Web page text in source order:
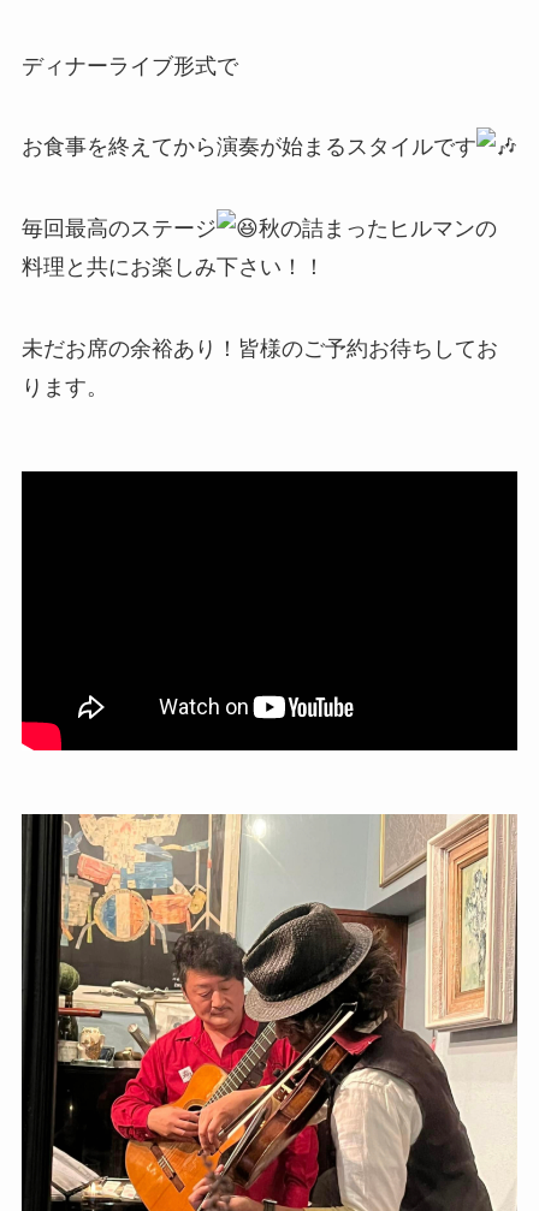
ディナーライブ形式で
お食事を終えてから演奏が始まるスタイルです
毎回最高のステージ
秋の詰まったヒルマンの
料理と共にお楽しみ下さい！！
未だお席の余裕あり！皆様のご予約お待ちしてお
ります。